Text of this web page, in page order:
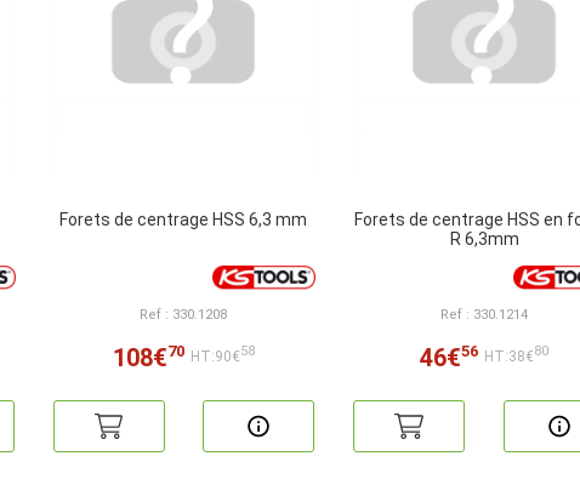
Forets de centrage HSS 6,3 mm
Ref : 330.1208
108€70 HT:90€58
Forets de centrage HSS en
R 6,3mm
Ref : 330.1214
46€56 HT:38€80